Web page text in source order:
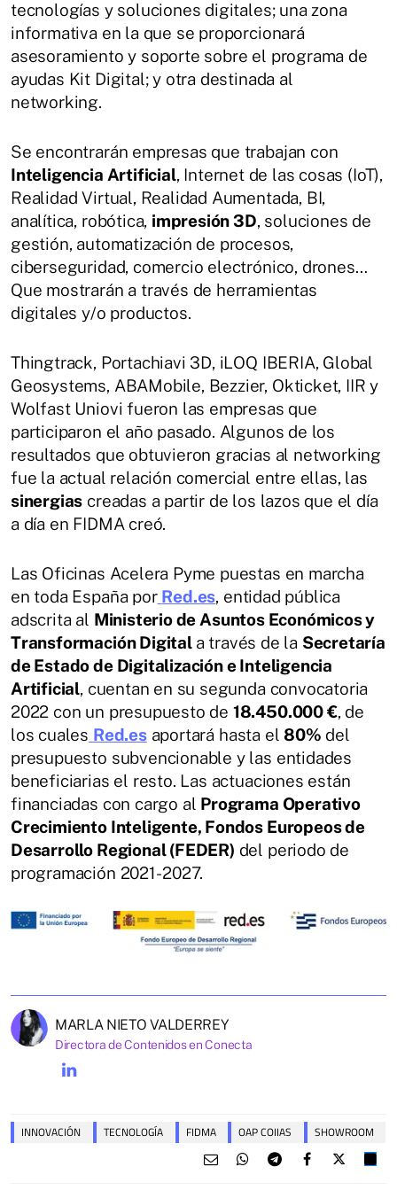
tecnologías y soluciones digitales; una zona
informativa en la que se proporcionará
asesoramiento y soporte sobre el programa de
ayudas Kit Digital; y otra destinada al
networking.
Se encontrarán empresas que trabajan con
Inteligencia Artificial, Internet de las cosas (IoT),
Realidad Virtual, Realidad Aumentada, BI,
analítica, robótica, impresión 3D, soluciones de
gestión, automatización de procesos,
ciberseguridad, comercio electrónico, drones…
Que mostrarán a través de herramientas
digitales y/o productos.
Thingtrack, Portachiavi 3D, iLOQ IBERIA, Global
Geosystems, ABAMobile, Bezzier, Okticket, IIR y
Wolfast Uniovi fueron las empresas que
participaron el año pasado. Algunos de los
resultados que obtuvieron gracias al networking
fue la actual relación comercial entre ellas, las
sinergias creadas a partir de los lazos que el día
a día en FIDMA creó.
Las Oficinas Acelera Pyme puestas en marcha
en toda España por Red.es, entidad pública
adscrita al Ministerio de Asuntos Económicos y
Transformación Digital a través de la Secretaría
de Estado de Digitalización e Inteligencia
Artificial, cuentan en su segunda convocatoria
2022 con un presupuesto de 18.450.000 €, de
los cuales Red.esaportará hasta el80% del
presupuesto subvencionable y las entidades
beneficiarias el resto. Las actuaciones están
financiadas con cargo al Programa Operativo
Crecimiento Inteligente, Fondos Europeos de
Desarrollo Regional (FEDER) del periodo de
programación 2021- 2027.
MARLA NIETO VALDERREY
Directora de Contenidos en Conecta
INNOVACIÓN TECNOLOGÍA FIDMA OAP COIIAS SHOWROOM